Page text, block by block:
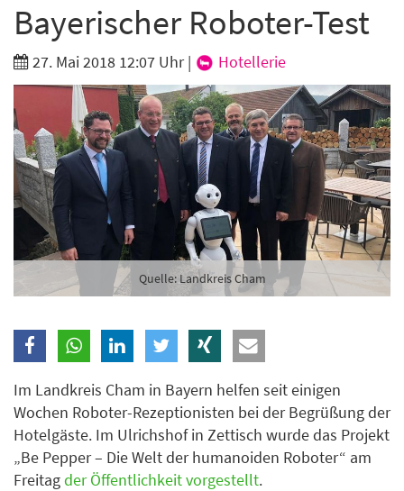
Bayerischer Roboter-Test
27. Mai 2018 12:07 Uhr| Hotellerie
Quelle: Landkreis Cham
Im Landkreis Cham in Bayern helfen seit einigen
Wochen Roboter-Rezeptionisten bei der Begrüßung der
Hotelgäste. Im Ulrichshof in Zettisch wurde das Projekt
„Be Pepper – Die Welt der humanoiden Roboter“ am
Freitagder Öffentlichkeit vorgestellt.
E-Mail*
Branche
Ich möchte folgende Newsletter erhalten
Tageskarte-Newsletter (gegen 8.30 Uhr)
Ich habe dieDatenschutzerklärungzur Kenntnis
Anmelden Danke, heute nicht